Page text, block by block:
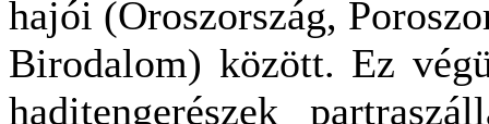
hajói (Oroszország,
Birodalom) között. Ez
haditengerészek